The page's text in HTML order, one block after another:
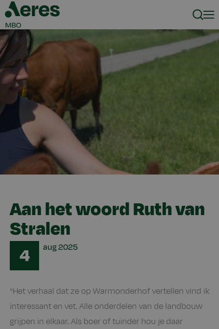
Aan het woord Ruth van
Stralen
4 aug2025
“Het verhaal dat ze op Warmonderhof vertellen vind ik
interessant en vet. Alle onderdelen van de landbouw
grijpen in elkaar. Als boer of tuinder hou je daar